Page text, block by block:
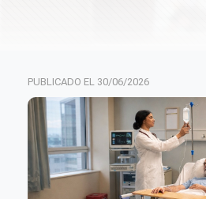
30/06/2026